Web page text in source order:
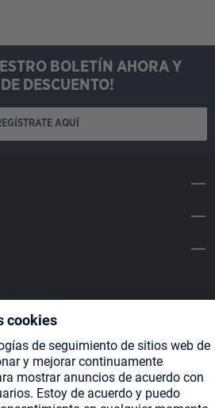
BOLETÍN AHORA Y
DESCUENTO!
AQUÍ